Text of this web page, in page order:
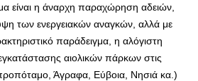
είναι η άναρχη παραχώρηση αδειών,
των ενεργειακών αναγκών, αλλά με
παράδειγμα, η αλόγιστη
αιολικών πάρκων στις
Άγραφα, Εύβοια, Νησιά κα.)